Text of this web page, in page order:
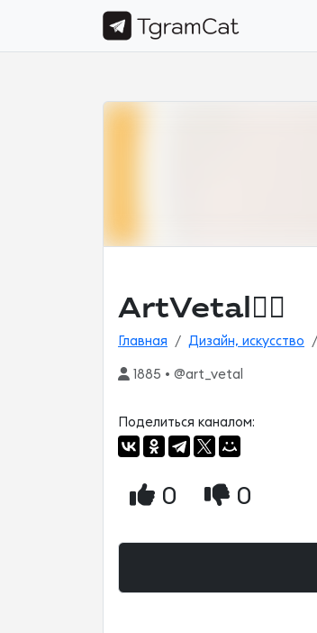
ArtVetal✍🏼
Главная Дизайн, искусство
1885 • @art_vetal
Поделиться каналом:
0 0